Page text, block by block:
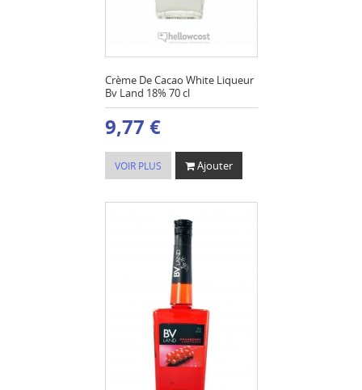
Crème De Cacao White Liqueur
Bv Land 18% 70 cl
9,77 €
VOIR PLUS Ajouter